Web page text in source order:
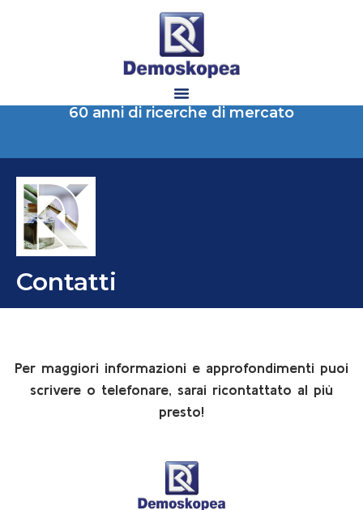
60 anni di ricerche di mercato
Contatti
Per maggiori informazioni e approfondimenti puoi
scrivere o telefonare, sarai ricontattato al più
presto!